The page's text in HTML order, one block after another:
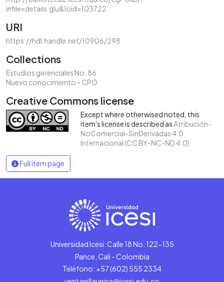
infile=details.glu&loid=103722
URI
https://hdl.handle.net/10906/298
Collections
Estudios gerenciales No. 86
Nuevo conocimiento - CPO
Creative Commons license
Except where otherwised noted, this
item's license is described asAtribución-
NoComercial-SinDerivadas 4.0
Internacional (CC BY-NC-ND 4.0)
Full item page
Universidad Icesi: Calle 18 No. 122-135
Pance, Cali - Colombia
Teléfono: +57 (602) 555 2334